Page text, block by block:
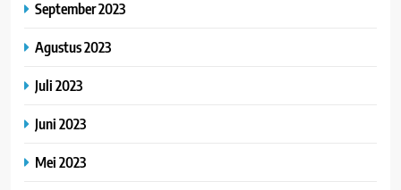
September 2023
Agustus 2023
Juli 2023
Juni 2023
Mei 2023